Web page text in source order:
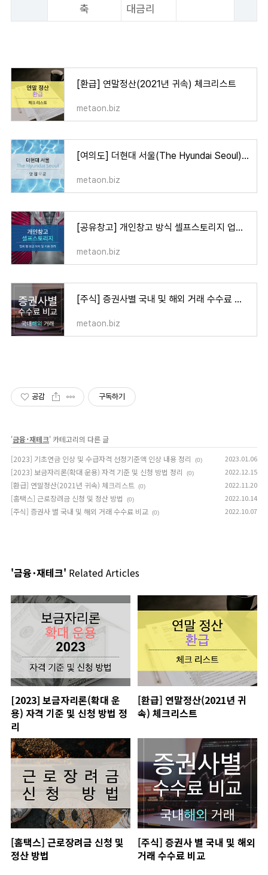
축
대금리
[환급] 연말정산(2021년 귀속) 체크리스트
metaon.biz
[여의도] 더현대 서울(The Hyundai Seoul) 맛집 12곳
metaon.biz
[공유창고] 개인창고 방식 셀프스토리지 업체 별 위치 및 비용 정리
metaon.biz
[주식] 증권사별 국내 및 해외 거래 수수료 비교
metaon.biz
공감 구독하기
'금융･재테크' 카테고리의 다른 글
[2023] 기초연금 인상 및 수급자격 선정기준액 인상 내용 정리
(0) 2023.01.06
[2023] 보금자리론(확대 운용) 자격 기준 및 신청 방법 정리 (0) 2022.12.15
[환급] 연말정산(2021년 귀속) 체크리스트 (0) 2022.11.20
[홈택스] 근로장려금 신청 및 정산 방법 (0) 2022.10.14
[주식] 증권사 별 국내 및 해외 거래 수수료 비교 (0) 2022.10.07
'금융･재테크' Related Articles
[2023] 보금자리론(확대 운
용) 자격 기준 및 신청 방법 정
리
[환급] 연말정산(2021년 귀
속) 체크리스트
[홈택스] 근로장려금 신청 및
정산 방법
[주식] 증권사 별 국내 및 해외
거래 수수료 비교